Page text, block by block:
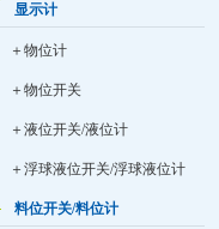
显示计
＋物位计
＋物位开关
＋液位开关/液位计
＋浮球液位开关/浮球液位计
料位开关/料位计